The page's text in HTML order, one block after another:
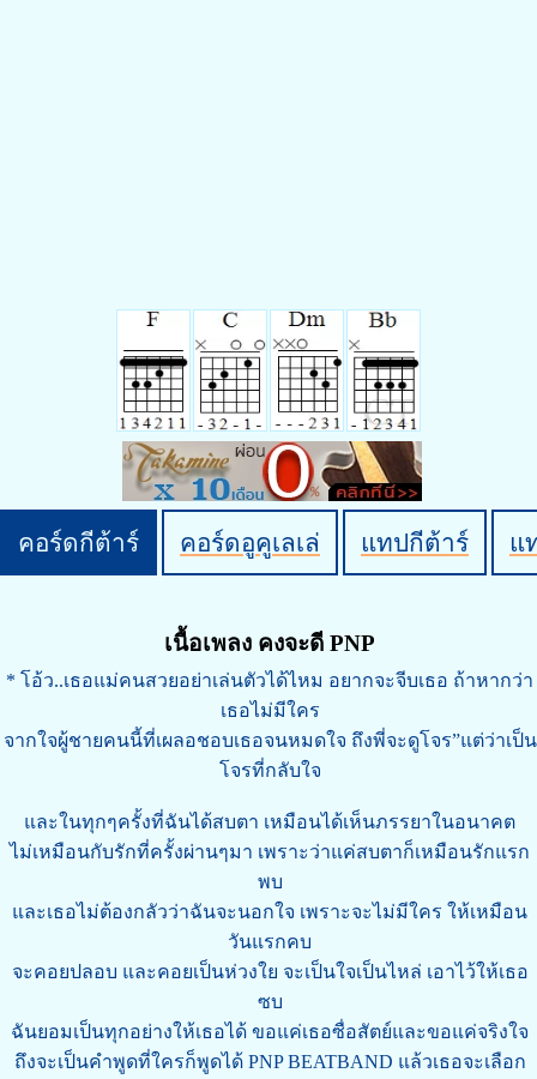
คอร์ดกีต้าร์ คอร์ดอูคูเลเล่ แทปกีต้าร์ แ
เนื้อเพลง คงจะดี PNP
* โอ้ว..เธอแม่คนสวยอย่าเล่นตัวได้ไหม อยากจะจีบเธอ ถ้าหากว่า
เธอไม่มีใคร
จากใจผู้ชายคนนี้ที่เผลอชอบเธอจนหมดใจ ถึงพี่จะดูโจร”แต่ว่าเป็น
โจรที่กลับใจ
และในทุกๆครั้งที่ฉันได้สบตา เหมือนได้เห็นภรรยาในอนาคต
ไม่เหมือนกับรักที่ครั้งผ่านๆมา เพราะว่าแค่สบตาก็เหมือนรักแรก
พบ
และเธอไม่ต้องกลัวว่าฉันจะนอกใจ เพราะจะไม่มีใคร ให้เหมือน
วันแรกคบ
จะคอยปลอบ และคอยเป็นห่วงใย จะเป็นใจเป็นไหล่ เอาไว้ให้เธอ
ซบ
ฉันยอมเป็นทุกอย่างให้เธอได้ ขอแค่เธอซื่อสัตย์และขอแค่จริงใจ
ถึงจะเป็นคำพูดที่ใครก็พูดได้ PNP BEATBAND แล้วเธอจะเลือก